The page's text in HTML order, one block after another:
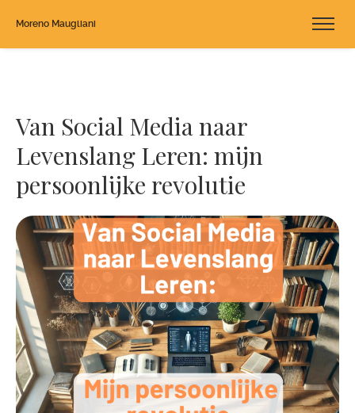
Moreno Maugliani
Van Social Media naar
Levenslang Leren: mijn
persoonlijke revolutie